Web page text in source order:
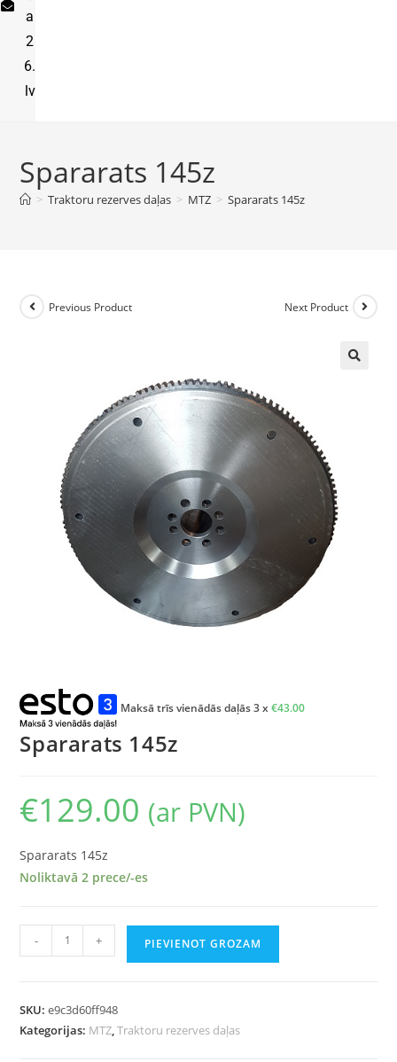
a
2
6.
lv
Spararats 145z
> Traktoru rezerves daļas > MTZ > Spararats 145z
Previous Product Next Product
Maksā trīs vienādās daļās 3 x€43.00
Spararats 145z
€129.00 (ar PVN)
Spararats 145z
Noliktavā 2 prece/-es
- + PIEVIENOT GROZAM
SKU:e9c3d60ff948
Kategorijas: MTZ,Traktoru rezerves daļas